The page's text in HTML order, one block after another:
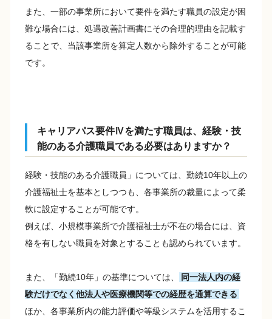
また、一部の事業所において要件を満たす職員の設定が困
難な場合には、処遇改善計画書にその合理的理由を記載す
ることで、当該事業所を算定人数から除外することが可能
です。
キャリアパス要件Ⅳを満たす職員は、経験・技
能のある介護職員である必要はありますか？
経験・技能のある介護職員」については、勤続10年以上の
介護福祉士を基本としつつも、各事業所の裁量によって柔
軟に設定することが可能です。
例えば、小規模事業所で介護福祉士が不在の場合には、資
格を有しない職員を対象とすることも認められています。
また、「勤続10年」の基準については、
同一法人内の経
験だけでなく他法人や医療機関等での経歴を通算できる
ほか、各事業所内の能力評価や等級システムを活用するこ